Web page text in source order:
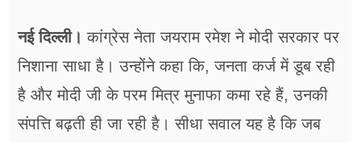
सेहत
ब्‍यूटी
जॉब्स
नई दिल्ली। कांग्रेस नेता जयराम रमेश ने मोदी सरकार पर
निशाना साधा है। उन्होंने कहा कि, जनता कर्ज में डूब रही
है और मोदी जी के परम मित्र मुनाफा कमा रहे हैं, उनकी
संपत्ति बढ़ती ही जा रही है। सीधा सवाल यह है कि जब